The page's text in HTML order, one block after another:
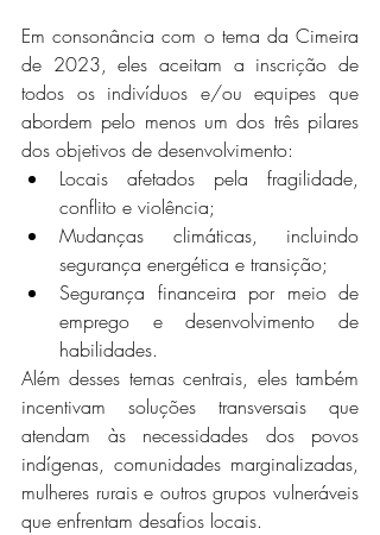
Em consonância com o tema da Cimeira
de 2023, eles aceitam a inscrição de
todos os indivíduos e/ou equipes que
abordem pelo menos um dos três pilares
dos objetivos de desenvolvimento:
Locais afetados pela fragilidade,
conflito e violência;
Mudanças climáticas, incluindo
segurança energética e transição;
Segurança financeira por meio de
emprego e desenvolvimento de
habilidades.
Além desses temas centrais, eles também
incentivam soluções transversais que
atendam às necessidades dos povos
indígenas, comunidades marginalizadas,
mulheres rurais e outros grupos vulneráveis
que enfrentam desafios locais.